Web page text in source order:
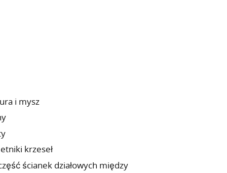
i mysz
krzeseł
ścianek działowych między